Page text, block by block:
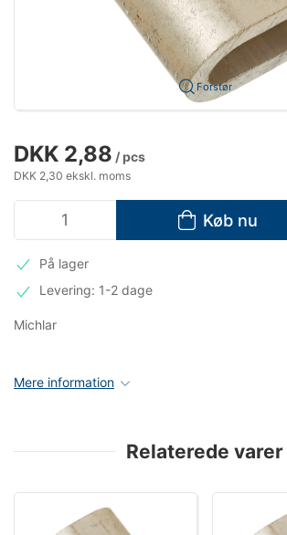
Forstør
DKK 2,88 / pcs
DKK 2,30 ekskl. moms
Køb nu
På lager
Levering: 1-2 dage
Michlar
Mere information
Relaterede varer